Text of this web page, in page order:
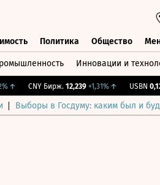
Политика Общество
Инновации и
↑ CNY Бирж. 12,239 +1,31%↑ USBN
Выборы в Госдуму: каким был и